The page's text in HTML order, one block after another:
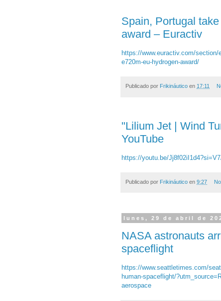
Spain, Portugal
award – Euractiv
https://www.euractiv.com/
e720m-eu-hydrogen-award/
Publicado por Frikináutico en 17:11
"Lilium Jet | Wind
YouTube
https://youtu.be/
Publicado por Frikináutico en 9:27
lunes, 29 de abril de
NASA astronauts
spaceflight
https://www.seattletimes.com/
human-spaceflight/
aerospace